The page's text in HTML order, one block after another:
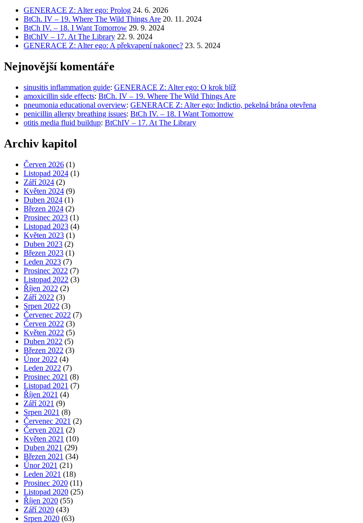
GENERACE Z: Alter ego: Prolog 24. 6. 2026
BtCh. IV – 19. Where The Wild Things Are 20. 11. 2024
BtCh IV. – 18. I Want Tomorrow 29. 9. 2024
BtChIV – 17. At The Library 22. 9. 2024
GENERACE Z: Alter ego: A překvapení nakonec? 23. 5. 2024
Nejnovější komentáře
sinusitis inflammation guide: GENERACE Z: Alter ego: O krok blíž
amoxicillin side effects: BtCh. IV – 19. Where The Wild Things Are
pneumonia educational overview: GENERACE Z: Alter ego: Indictio, pekelná brána otevřena
penicillin allergy breathing issues: BtCh IV. – 18. I Want Tomorrow
otitis media fluid buildup: BtChIV – 17. At The Library
Archiv kapitol
Červen 2026 (1)
Listopad 2024 (1)
Září 2024 (2)
Květen 2024 (9)
Duben 2024 (1)
Březen 2024 (2)
Prosinec 2023 (1)
Listopad 2023 (4)
Květen 2023 (1)
Duben 2023 (2)
Březen 2023 (1)
Leden 2023 (7)
Prosinec 2022 (7)
Listopad 2022 (3)
Říjen 2022 (2)
Září 2022 (3)
Srpen 2022 (3)
Červenec 2022 (7)
Červen 2022 (3)
Květen 2022 (5)
Duben 2022 (5)
Březen 2022 (3)
Únor 2022 (4)
Leden 2022 (7)
Prosinec 2021 (8)
Listopad 2021 (7)
Říjen 2021 (4)
Září 2021 (9)
Srpen 2021 (8)
Červenec 2021 (2)
Červen 2021 (2)
Květen 2021 (10)
Duben 2021 (29)
Březen 2021 (34)
Únor 2021 (21)
Leden 2021 (18)
Prosinec 2020 (11)
Listopad 2020 (25)
Říjen 2020 (55)
Září 2020 (43)
Srpen 2020 (63)